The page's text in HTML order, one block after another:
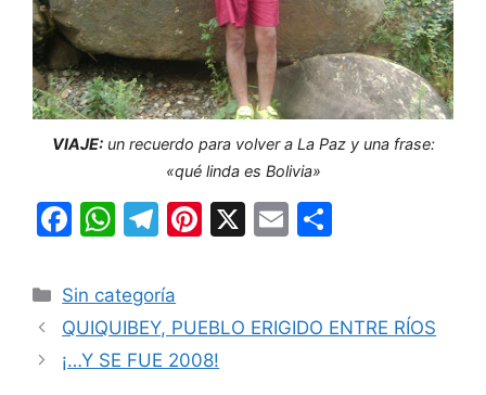
VIAJE:un recuerdo para volver a La Paz y una frase:
«qué linda es Bolivia»
F
c
e
b
W
at
s
A
T
e
gr
a
Pi
e
st
X
E
l
p
Categorías
Sin categoría
QUIQUIBEY, PUEBLO ERIGIDO ENTRE RÍOS
¡…Y SE FUE 2008!